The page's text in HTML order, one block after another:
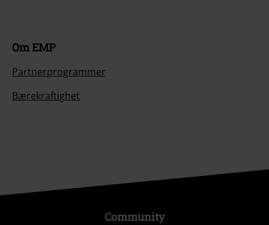
Om EMP
Partnerprogrammer
Bærekraftighet
Community